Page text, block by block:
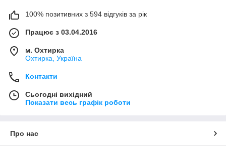
100% позитивних з 594 відгуків за рік
Працює з 03.04.2016
м. Охтирка
Охтирка, Україна
Контакти
Сьогодні вихідний
Показати весь графік роботи
Про нас